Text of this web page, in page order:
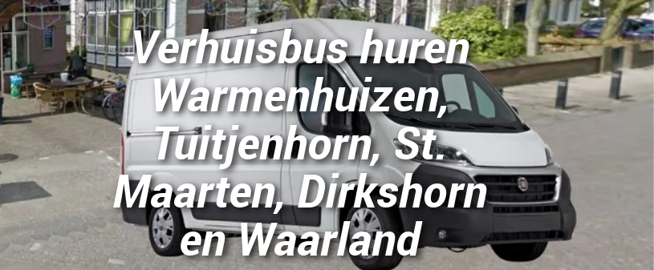
Verhuisbus huren
Warmenhuizen,
Tuitjenhorn, St.
Maarten, Dirkshorn
en Waarland